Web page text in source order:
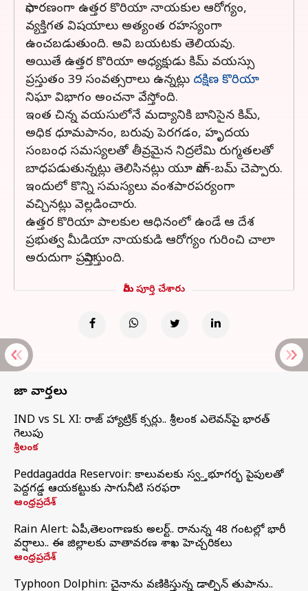
సాధారణంగా ఉత్తర కొరియా నాయకుల ఆరోగ్యం,
వ్యక్తిగత విషయాలు అత్యంత రహస్యంగా
ఉంచబడుతుంది. అవి బయటకు తెలియవు.
అయితే ఉత్తర కొరియా అధ్యక్షుడు కిమ్ వయస్సు
ప్రస్తుతం 39 సంవత్సరాలు ఉన్నట్లు దక్షిణ కొరియా
నిఘా విభాగం అంచనా వేస్తోంది.
ఇంత చిన్న వయసులోనే మద్యానికి బానిసైన కిమ్,
అధిక ధూమపానం, బరువు పెరగడం, హృదయ
సంబంధ సమస్యలతో తీవ్రమైన నిద్రలేమి రుగ్మతలతో
బాధపడుతున్నట్లు తెలిసినట్లు యూ సాంగ్-బమ్ చెప్పారు.
ఇందులో కొన్ని సమస్యలు వంశపారపర్యంగా
వచ్చినట్లు వెల్లడించారు.
ఉత్తర కొరియా పాలకుల ఆధినంలో ఉండే ఆ దేశ
ప్రభుత్వ మీడియా నాయకుడి ఆరోగ్యం గురించి చాలా
అరుదుగా ప్రస్తావిస్తుంది.
మీరు పూర్తి చేశారు
తాజా వార్తలు
IND vs SL XI: సిరాజ్‌ హ్యాట్రిక్‌ సిక్సర్లు.. శ్రీలంక ఎలెవన్‌పై భారత్‌
గెలుపు
శ్రీలంక
Peddagadda Reservoir: కాలువలకు స్వస్తి.. భూగర్భ పైపులతో
పెద్దగడ్డ ఆయకట్టుకు సాగునీటి సరఫరా
ఆంధ్రప్రదేశ్
Rain Alert: ఏపీ,తెలంగాణకు అలర్ట్.. రానున్న 48 గంటల్లో భారీ
వర్షాలు.. ఈ జిల్లాలకు వాతావరణ శాఖ హెచ్చరికలు
ఆంధ్రప్రదేశ్
Typhoon Dolphin: చైనాను వణికిస్తున్న డాల్ఫిన్‌ తుపాను..